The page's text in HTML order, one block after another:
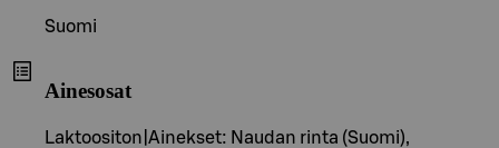
Suomi
Ainesosat
Laktoositon|Ainekset: Naudan rinta (Suomi),